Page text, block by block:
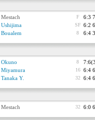
Mestach F 6:3
Ushijima SF 6:2
Boualem 8 6:4
Okuno 8
Miyamura 16 6:4
Tanaka Y. 32 6:4
Mestach 32 6:0